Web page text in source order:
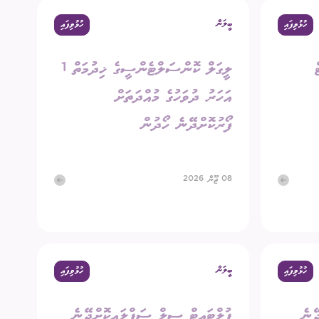
ޢާންމު ވޯޓު
ބްރޯޑްކާސްޓިންގ
ގުޅުއްވުމަށް
ECM Talks - Podcast
ހުޅުވިފައި ބީލަން ހުޅުވިފައި
ލީގަލް ކޮންސަލްޓެންސީގެ ޚިދުމަތް 1
އަހަރު ދުވަހުގެ މުއްދަތަށް
ފޯރުކޮށްދޭނެ ހޯދުން
08 ޖޫން 2026
ހުޅުވިފައި ބީލަން ހުޅުވިފައި
ޕުލްޓައިޓް ސީލް ސަޕްލައިކޮށްދޭނެ